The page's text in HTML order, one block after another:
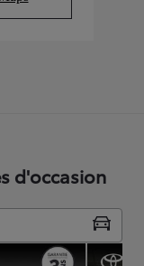
tab)
d'occasion